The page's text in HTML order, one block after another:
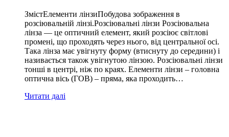
ЗмістЕлементи лінзиПобудова зображення в
розсіювальній лінзі.Розсіювальні лінзи Розсіювальна
лінза — це оптичний елемент, який розсіює світлові
промені, що проходять через нього, від центральної осі.
Така лінза має увігнуту форму (втиснуту до середини) і
називається також увігнутою лінзою. Розсіювальні лінзи
тонші в центрі, ніж по краях. Елементи лінзи – головна
оптична вісь (ГОВ) – пряма, яка проходить…
Читати далі